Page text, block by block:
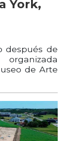
York,
después de
de Arte